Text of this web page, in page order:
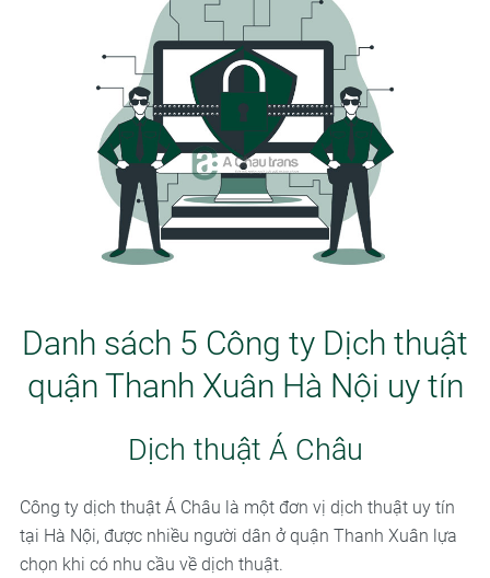
Danh sách 5 Công ty Dịch thuật
quận Thanh Xuân Hà Nội uy tín
Dịch thuật Á Châu
Công ty dịch thuật Á Châu là một đơn vị dịch thuật uy tín
tại Hà Nội, được nhiều người dân ở quận Thanh Xuân lựa
chọn khi có nhu cầu về dịch thuật.